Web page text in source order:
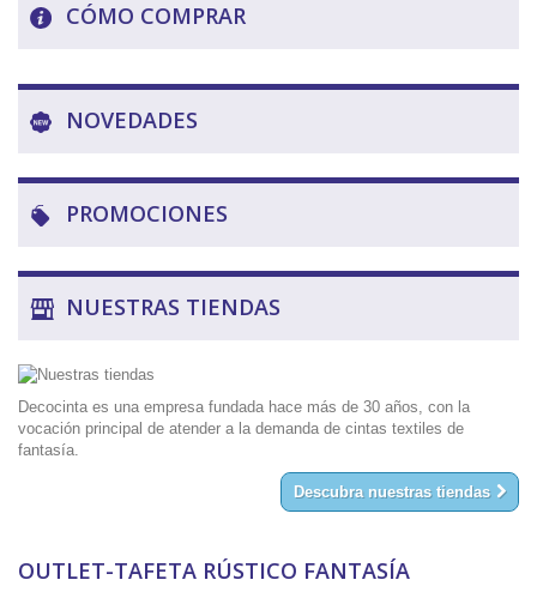
CÓMO COMPRAR
NOVEDADES
PROMOCIONES
NUESTRAS TIENDAS
Decocinta es una empresa fundada hace más de 30 años, con la
vocación principal de atender a la demanda de cintas textiles de
fantasía.
Descubra nuestras tiendas
OUTLET-TAFETA RÚSTICO FANTASÍA